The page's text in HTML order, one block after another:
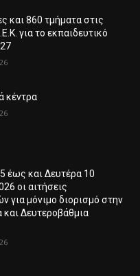
και 860 τμήματα στις
για το εκπαιδευτικό
κέντρα
έως και Δευτέρα 10
οι αιτήσεις
για μόνιμο διορισμό στην
Δευτεροβάθμια